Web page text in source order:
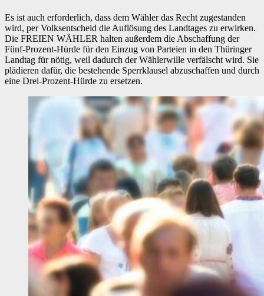
Es ist auch erforderlich, dass dem Wähler das Recht zugestanden
wird, per Volksentscheid die Auflösung des Landtages zu erwirken.
Die FREIEN WÄHLER halten außerdem die Abschaffung der
Fünf-Prozent-Hürde für den Einzug von Parteien in den Thüringer
Landtag für nötig, weil dadurch der Wählerwille verfälscht wird. Sie
plädieren dafür, die bestehende Sperrklausel abzuschaffen und durch
eine Drei-Prozent-Hürde zu ersetzen.